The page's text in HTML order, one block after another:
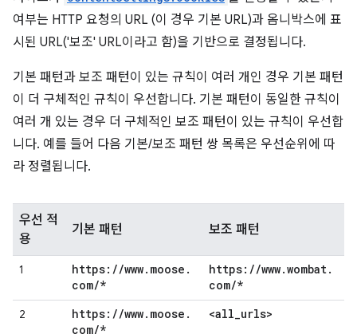
여부는 HTTP 요청의 URL (이 경우 기본 URL)과 옴니박스에 표
시된 URL('보조' URL이라고 함)을 기반으로 결정됩니다.
기본 패턴과 보조 패턴이 있는 규칙이 여러 개인 경우 기본 패턴
이 더 구체적인 규칙이 우선합니다. 기본 패턴이 동일한 규칙이
여러 개 있는 경우 더 구체적인 보조 패턴이 있는 규칙이 우선합
니다. 예를 들어 다음 기본/보조 패턴 쌍 목록은 우선순위에 따
라 정렬됩니다.
우선 적
용
기본 패턴 보조 패턴
1 https: //www. moose .
com/*
https: //www.wombat.
com/*
2 https: //www. moose .
com/*
<all_urls>